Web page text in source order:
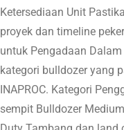
Ketersediaan Unit
proyek dan timeline
untuk Pengadaan
kategori bulldozer yang
INAPROC. Kategori
sempit Bulldozer